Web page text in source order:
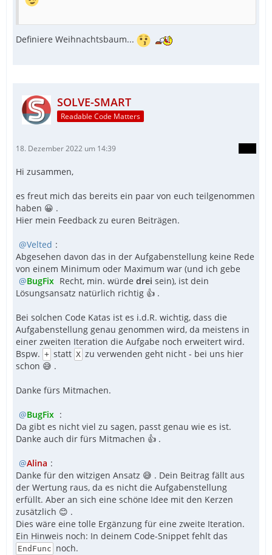
Definiere Weihnachtsbaum...
SOLVE-SMART
Readable Code Matters
18. Dezember 2022 um 14:39
Hi zusammen,
es freut mich das bereits ein paar von euch teilgenommen
haben 😀 .
Hier mein Feedback zu euren Beiträgen.
Velted :
Abgesehen davon das in der Aufgabenstellung keine Rede
von einem Minimum oder Maximum war (und ich gebe
BugFix Recht, min. würde drei sein), ist dein
Lösungsansatz natürlich richtig 👍 .
Bei solchen Code Katas ist es i.d.R. wichtig, dass die
Aufgabenstellung genau genommen wird, da meistens in
einer zweiten Iteration die Aufgabe noch erweitert wird.
Bspw. + statt X zu verwenden geht nicht - bei uns hier
schon 😅 .
Danke fürs Mitmachen.
BugFix :
Da gibt es nicht viel zu sagen, passt genau wie es ist.
Danke auch dir fürs Mitmachen 👍 .
Alina :
Danke für den witzigen Ansatz 😅 . Dein Beitrag fällt aus
der Wertung raus, da es nicht die Aufgabenstellung
erfüllt. Aber an sich eine schöne Idee mit den Kerzen
zusätzlich 😊 .
Dies wäre eine tolle Ergänzung für eine zweite Iteration.
Ein Hinweis noch: In deinem Code-Snippet fehlt das
EndFunc noch.